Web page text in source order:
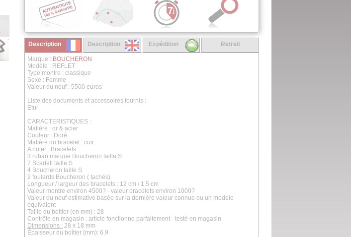
Description Description Expédition Retrait
Marque : BOUCHERON
Modèle : REFLET
Type montre : classique
Sexe : Femme
Valeur du neuf : 5500 euros
Liste des documents et accessoires fournis :
Etui
CARACTERISTIQUES :
Matière : or & acier
Couleur : Doré
Matière du bracelet : cuir
A noter : Bracelets :
3 ruban marque Boucheron taille S
7 Scarlett taille S
4 Boucheron taille S
2 foulards Boucheron ( tachés)
Longueur / largeur des bracelets : 12 cm / 1.5 cm
Valeur montre environ 4500? - valeur bracelets environ 1000?
Valeur du neuf estimative basée sur la dernière valeur connue ou un modele
équivalent
Taille du boitier (en mm) : 28
Contrôle en magasin : article fonctionne parfaitement - testé en magasin
Dimensions : 28 x 18 mm
Épaisseur du boîtier (mm): 6.9